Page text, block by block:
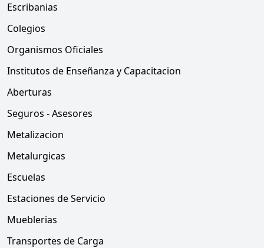
Escribanias
Colegios
Organismos Oficiales
Institutos de Enseñanza y Capacitacion
Aberturas
Seguros - Asesores
Metalizacion
Metalurgicas
Escuelas
Estaciones de Servicio
Mueblerias
Transportes de Carga